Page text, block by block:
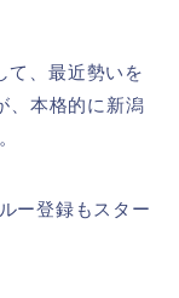
て、最近勢いを
、本格的に新潟
ー登録もスター